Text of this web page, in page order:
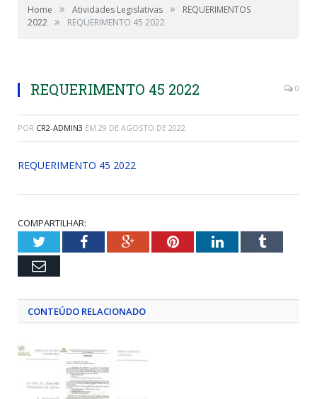
Home » Atividades Legislativas »
REQUERIMENTOS
2022 » REQUERIMENTO 45 2022
REQUERIMENTO 45 2022 0
POR CR2-ADMIN3 EM 29 DE AGOSTO DE 2022
REQUERIMENTO 45 2022
COMPARTILHAR:
TwitterFacebookGoogle+PinterestLinkedInTumblr
Email
CONTEÚDO RELACIONADO